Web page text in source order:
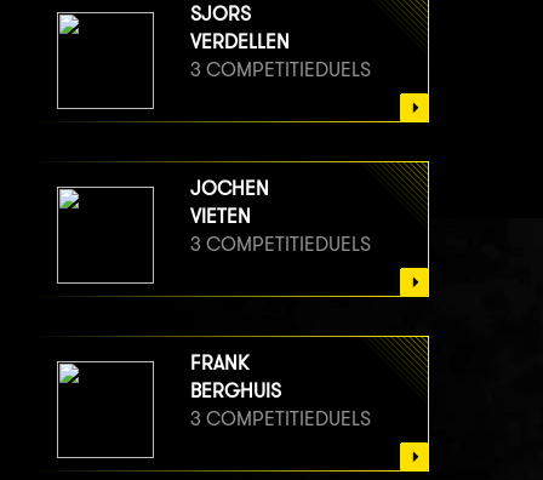
SJORS
VERDELLEN
3 COMPETITIEDUELS
JOCHEN
VIETEN
3 COMPETITIEDUELS
FRANK
BERGHUIS
3 COMPETITIEDUELS